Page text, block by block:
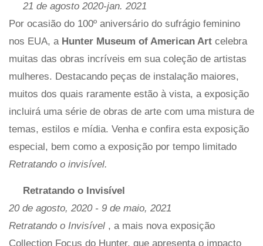
21 de agosto 2020-jan. 2021
Por ocasião do 100º aniversário do sufrágio feminino
nos EUA, a Hunter Museum of American Art celebra
muitas das obras incríveis em sua coleção de artistas
mulheres. Destacando peças de instalação maiores,
muitos dos quais raramente estão à vista, a exposição
incluirá uma série de obras de arte com uma mistura de
temas, estilos e mídia. Venha e confira esta exposição
especial, bem como a exposição por tempo limitado
Retratando o invisível.
Retratando o Invisível
20 de agosto, 2020 - 9 de maio, 2021
Retratando o Invisível , a mais nova exposição
Collection Focus do Hunter, que apresenta o impacto